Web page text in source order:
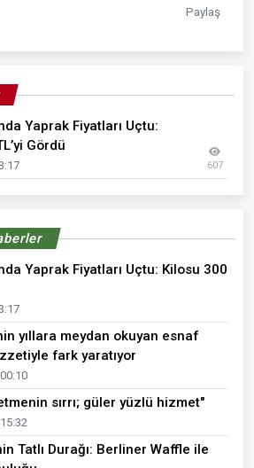
Paylaş
Yaprak Fiyatları Uçtu:
Gördü
607
Yaprak Fiyatları Uçtu: Kilosu 300
yıllara meydan okuyan esnaf
fark yaratıyor
sırrı; güler yüzlü hizmet"
Tatlı Durağı: Berliner Waffle ile